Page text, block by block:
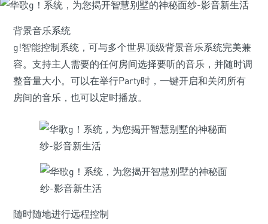
背景音乐系统
g!智能控制系统，可与多个世界顶级背景音乐系统完美兼
容。支持主人需要的任何房间选择要听的音乐，并随时调
整音量大小。可以在举行Party时，一键开启和关闭所有
房间的音乐，也可以定时播放。
随时随地进行远程控制